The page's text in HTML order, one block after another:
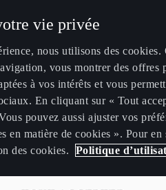
vie privée
nous utilisons des cookies.
vous montrer des offres
à vos intérêts et vous
En cliquant sur « Tout
pouvez aussi ajuster vos
en matière de cookies ». Pour
des cookies.
Politique